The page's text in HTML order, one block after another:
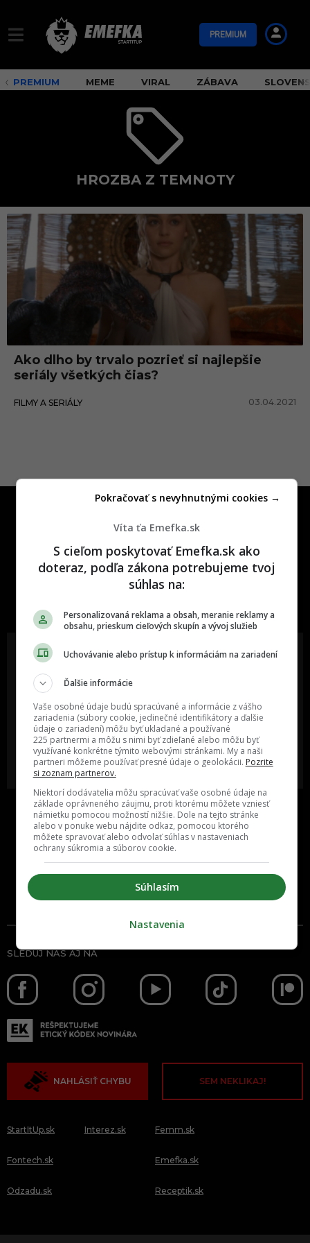
PREMIUM
PREMIUM MEME VIRAL ZÁBAVA
HROZBA Z TEMNOTY
h
r
o
b
a
z
t
m
y
Ako dlho by trvalo pozrieť si najlepšie
seriály všetkých čias?
FILMY A SERIÁLY 03.04.2021
One time najzábavnejšie miesto na
slovenskom internete, next time
Oslov reklamou viac ako milión
ľudí v rôznych vekových
kategóriách a na rôznych
sociálnych sieťach a nakopni svoj
biznis alebo produkt.
MÁM ZÁUJEM O
SPOLUPRÁCU
mali určite napísať?
POŠLI NÁM TIP NA ČLÁNOK
SLEDUJ NÁS AJ NA
NAHLÁSIŤ CHYBU SEM NEKLIKAJ!
StartItUp.sk
Fontech.sk
Odzadu.sk
Interez.sk Femm.sk
Emefka.sk
Receptik.sk
Víta ťa Emefka.sk
S cieľom poskytovať Emefka.sk ako
doteraz, podľa zákona potrebujeme tvoj
súhlas na:
Personalizovaná reklama a obsah, meranie reklamy a
obsahu, prieskum cieľových skupín a vývoj služieb
Uchovávanie alebo prístup k informáciám na zariadení
Ďalšie informácie
Vaše osobné údaje budú spracúvané a informácie z vášho
zariadenia (súbory cookie, jedinečné identifikátory a ďalšie
údaje o zariadení) môžu byť ukladané a používané
225 partnermi a môžu s nimi byť zdieľané alebo môžu byť
využívané konkrétne týmito webovými stránkami. My a naši
partneri môžeme používať presné údaje o geolokácii. Pozrite
si zoznam partnerov.
Niektorí dodávatelia môžu spracúvať vaše osobné údaje na
základe oprávneného záujmu, proti ktorému môžete vzniesť
námietku pomocou možností nižšie. Dole na tejto stránke
alebo v ponuke webu nájdite odkaz, pomocou ktorého
môžete spravovať alebo odvolať súhlas v nastaveniach
ochrany súkromia a súborov cookie.
Súhlasím
Pokračovať s nevyhnutnými cookies →
Nastavenia